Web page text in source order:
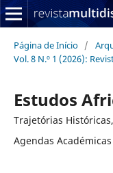
Página de Início /
Vol. 8 N.º 1 (2026):
Estudos
Trajetórias
Agendas